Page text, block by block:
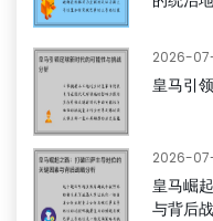
2026-
皇马引
2026-
皇马崛
与背后